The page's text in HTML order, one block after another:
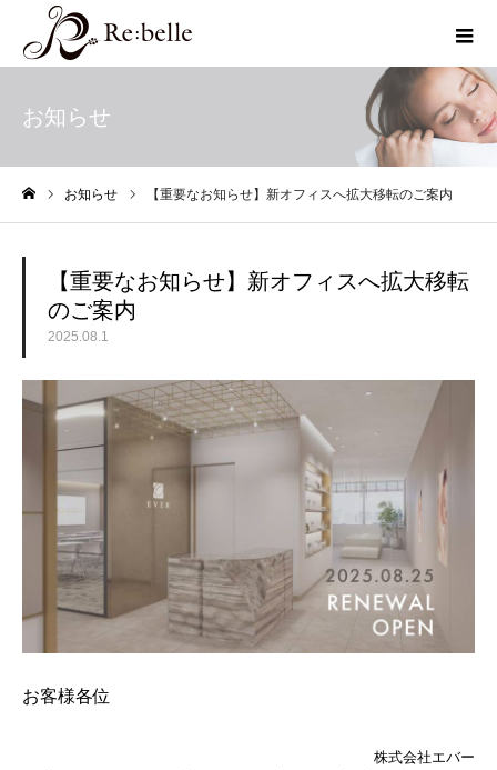
お知らせ
お知らせ 【重要なお知らせ】新オフィスへ拡大移転のご案内
【重要なお知らせ】新オフィスへ拡大移転
のご案内
2025.08.1
お客様各位
株式会社エバー